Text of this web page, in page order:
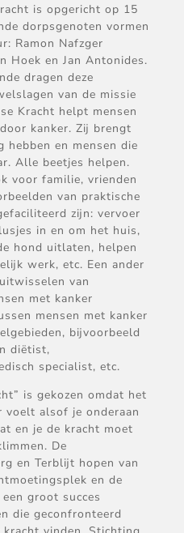
is opgericht op 15
dorpsgenoten vormen
Ramon Nafzger
Hoek en Jan Antonides.
dragen deze
van de missie
Kracht helpt mensen
kanker. Zij brengt
hebben en mensen die
Alle beetjes helpen.
voor familie, vrienden
van praktische
zijn: vervoer
in en om het huis,
hond uitlaten, helpen
werk, etc. Een ander
van
met kanker
mensen met kanker
bijvoorbeeld
diëtist,
specialist, etc.
is gekozen omdat het
voelt alsof je onderaan
en je de kracht moet
De
en Terblijt hopen van
en de
groot succes
die geconfronteerd